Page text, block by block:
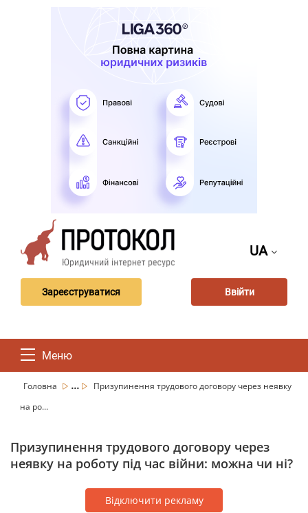
UA
Зареєструватися Ввійти
Меню
Головна ...
Призупинення трудового договору через неявку
на ро...
Призупинення трудового договору через
неявку на роботу під час війни: можна чи ні?
Відключити рекламу